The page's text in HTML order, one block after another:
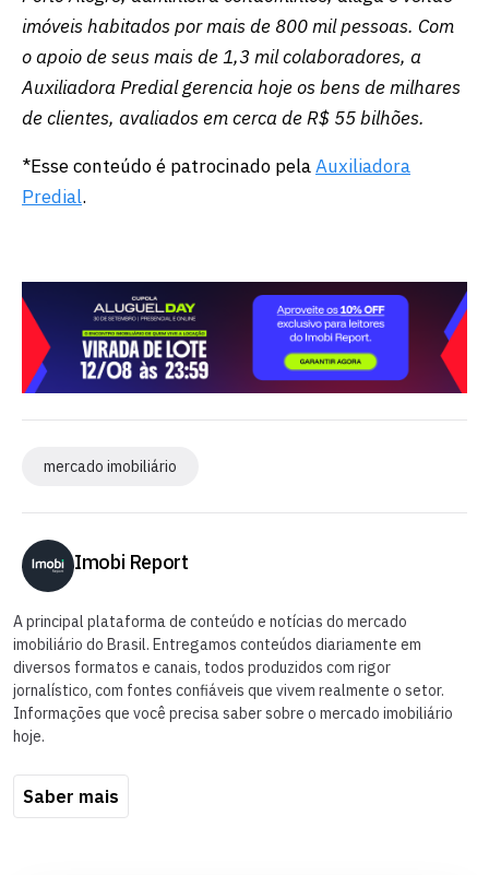
imóveis habitados por mais de 800 mil pessoas. Com
o apoio de seus mais de 1,3 mil colaboradores, a
Auxiliadora Predial gerencia hoje os bens de milhares
de clientes, avaliados em cerca de R$ 55 bilhões.
*Esse conteúdo é patrocinado pelaAuxiliadora
Predial.
mercado imobiliário
Imobi Report
A principal plataforma de conteúdo e notícias do mercado
imobiliário do Brasil. Entregamos conteúdos diariamente em
diversos formatos e canais, todos produzidos com rigor
jornalístico, com fontes confiáveis que vivem realmente o setor.
Informações que você precisa saber sobre o mercado imobiliário
hoje.
Saber mais